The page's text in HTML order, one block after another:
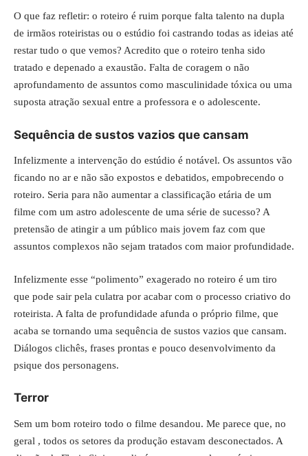
O que faz refletir: o roteiro é ruim porque falta talento na dupla
de irmãos roteiristas ou o estúdio foi castrando todas as ideias até
restar tudo o que vemos? Acredito que o roteiro tenha sido
tratado e depenado a exaustão. Falta de coragem o não
aprofundamento de assuntos como masculinidade tóxica ou uma
suposta atração sexual entre a professora e o adolescente.
Sequência de sustos vazios que cansam
Infelizmente a intervenção do estúdio é notável. Os assuntos vão
ficando no ar e não são expostos e debatidos, empobrecendo o
roteiro. Seria para não aumentar a classificação etária de um
filme com um astro adolescente de uma série de sucesso? A
pretensão de atingir a um público mais jovem faz com que
assuntos complexos não sejam tratados com maior profundidade.
Infelizmente esse “polimento” exagerado no roteiro é um tiro
que pode sair pela culatra por acabar com o processo criativo do
roteirista. A falta de profundidade afunda o próprio filme, que
acaba se tornando uma sequência de sustos vazios que cansam.
Diálogos clichês, frases prontas e pouco desenvolvimento da
psique dos personagens.
Terror
Sem um bom roteiro todo o filme desandou. Me parece que, no
geral , todos os setores da produção estavam desconectados. A